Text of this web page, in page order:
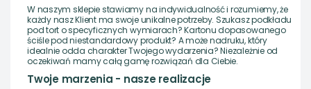
W naszym sklepie stawiamy na indywidualność i rozumiemy, że
każdy nasz Klient ma swoje unikalne potrzeby. Szukasz podkładu
pod tort o specyficznych wymiarach? Kartonu dopasowanego
ściśle pod niestandardowy produkt? A może nadruku, który
idealnie odda charakter Twojego wydarzenia? Niezależnie od
oczekiwań mamy całą gamę rozwiązań dla Ciebie.
Twoje marzenia - nasze realizacje